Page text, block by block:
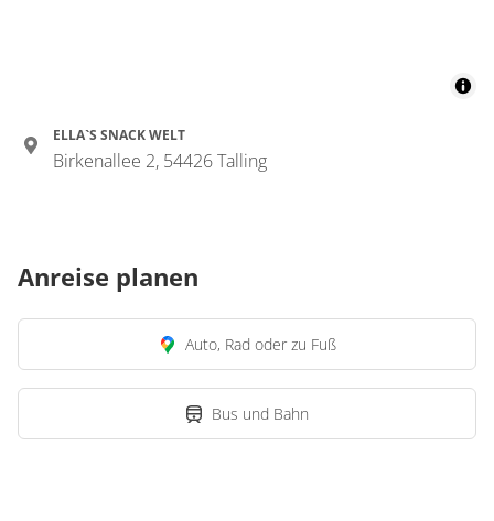
ELLA`S SNACK WELT
Birkenallee 2, 54426 Talling
Anreise planen
Auto, Rad oder zu Fuß
Bus und Bahn